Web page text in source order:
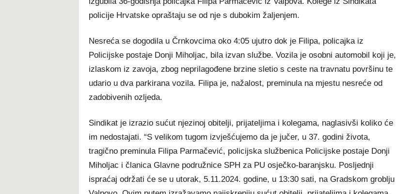
policije Hrvatske opraštaju se od nje s dubokim žaljenjem.
Nesreća se dogodila u Črnkovcima oko 4:05 ujutro dok je Filipa, policajka iz
Policijske postaje Donji Miholjac, bila izvan službe. Vozila je osobni automobil koji je,
izlaskom iz zavoja, zbog neprilagođene brzine sletio s ceste na travnatu površinu te
udario u dva parkirana vozila. Filipa je, nažalost, preminula na mjestu nesreće od
zadobivenih ozljeda.
Sindikat je izrazio sućut njezinoj obitelji, prijateljima i kolegama, naglasivši koliko će
im nedostajati. “S velikom tugom izvješćujemo da je jučer, u 37. godini života,
tragično preminula Filipa Parmačević, policijska službenica Policijske postaje Donji
Miholjac i članica Glavne podružnice SPH za PU osječko-baranjsku. Posljednji
ispraćaj održati će se u utorak, 5.11.2024. godine, u 13:30 sati, na Gradskom groblju